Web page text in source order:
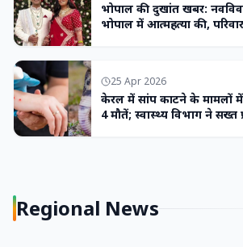
भोपाल की दुखांत खबर:
भोपाल में आत्महत्या की,
25 Apr 2026
केरल में सांप काटने के मामलों
4 मौतें; स्वास्थ्य विभाग ने सख्त
Regional News